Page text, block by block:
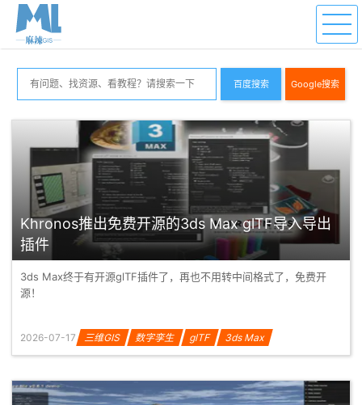
百度搜索 Google搜索
Khronos推出免费开源的3ds Max glTF导入导出
插件
3ds Max终于有开源glTF插件了，再也不用转中间格式了，免费开
源！
2026-07-17 三维GIS 数字孪生 glTF 3ds Max